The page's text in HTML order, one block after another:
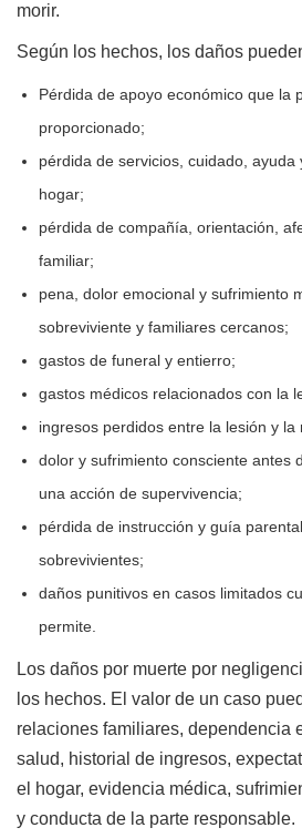
morir.
Según los hechos, los daños
Pérdida de apoyo económico que la
proporcionado;
pérdida de servicios, cuidado, ayuda
hogar;
pérdida de compañía, orientación,
familiar;
pena, dolor emocional y sufrimiento
sobreviviente y familiares cercanos;
gastos de funeral y entierro;
gastos médicos relacionados con la
ingresos perdidos entre la lesión y la
dolor y sufrimiento consciente antes
una acción de supervivencia;
pérdida de instrucción y guía
sobrevivientes;
daños punitivos en casos limitados
permite.
Los daños por muerte por
los hechos. El valor de un caso
relaciones familiares, dependencia
salud, historial de ingresos,
el hogar, evidencia médica,
y conducta de la parte responsable.